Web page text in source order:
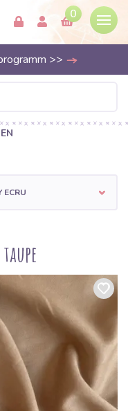
0
>>
ECRU